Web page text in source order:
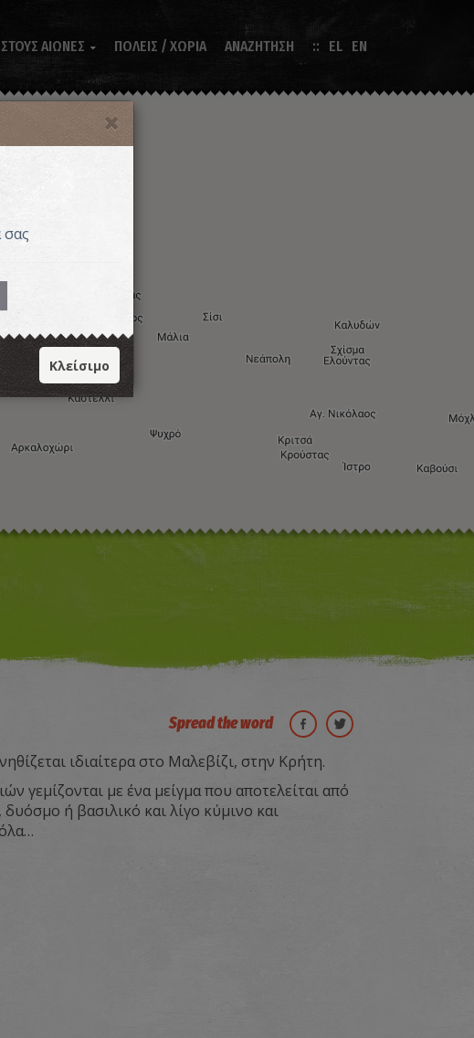
ΑΙΩΝΕΣ  ΠΟΛΕΙΣ / ΧΩΡΙΑ ΑΝΑΖΗΤΗΣΗ EL EN
Συντομεύσεις πληκτρολογίου Η εικόνα ενδέχεται να υπόκειται σε πνευματικά δικαιώματα
Spread the word
ιδιαίτερα στο Μαλεβίζι, στην Κρήτη.
γεμίζονται με ένα μείγμα που αποτελείται από
ή βασιλικό και λίγο κύμινο και
Κλείσιμο